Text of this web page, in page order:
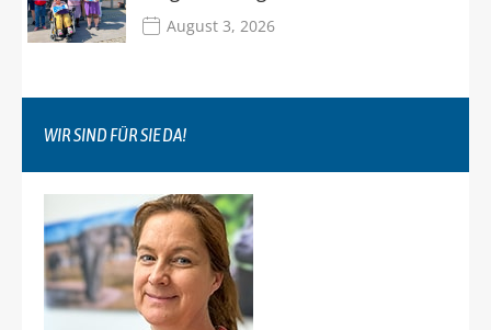
August 3, 2026
WIR SIND FÜR SIE DA!